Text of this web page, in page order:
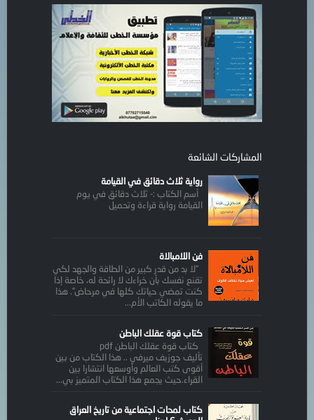
المشاركات الشائعة
رواية ثلاث دقائق في القيامة
أسم الكتاب :- ثلاث دقائق في يوم
القيامة رواية قراءة وتحميل
فن اللامبالاة
“لا بد من قدر كبير من الطاقة والجهد لكي
تقنع نفسك بأن خراءك لا رائحة له، خاصة إذا
كنت تمضي حياتك كلها في مرحاض”. هذا
ما يقوله الكاتب الأم...
كتاب قوة عقلك الباطن
كتاب قوة عقلك الباطن pdf
تأليف جوزيف ميرفي .. هذا الكتاب من بين
أقوى كتب العالم وأوسعها انتشارا بين
القراء.حيث يجمع هذا الكتاب المتميز بي...
كتاب لمحات اجتماعية من تاريخ العراق